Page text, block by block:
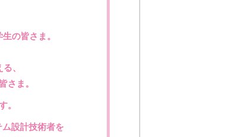
の皆さま。
、
さま。
。
設計技術者を